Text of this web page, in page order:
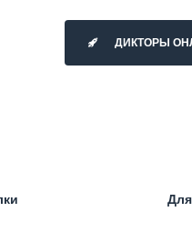
ДИКТОРЫ